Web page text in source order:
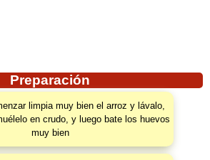
Preparación
limpia muy bien el arroz y lávalo,
en crudo, y luego bate los huevos
muy bien